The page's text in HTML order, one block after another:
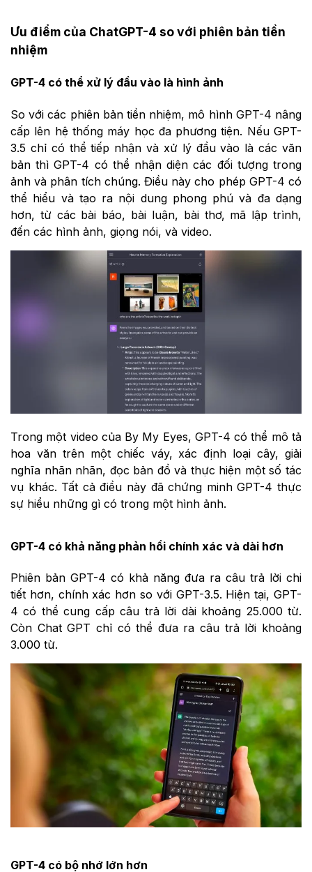
Ưu điểm của ChatGPT-4 so với phiên bản tiền
nhiệm
GPT-4 có thể xử lý đầu vào là hình ảnh
So với các phiên bản tiền nhiệm, mô hình GPT-4 nâng
cấp lên hệ thống máy học đa phương tiện. Nếu GPT-
3.5 chỉ có thể tiếp nhận và xử lý đầu vào là các văn
bản thì GPT-4 có thể nhận diện các đối tượng trong
ảnh và phân tích chúng. Điều này cho phép GPT-4 có
thể hiểu và tạo ra nội dung phong phú và đa dạng
hơn, từ các bài báo, bài luận, bài thơ, mã lập trình,
đến các hình ảnh, giọng nói, và video.
Trong một video của By My Eyes, GPT-4 có thể mô tả
hoa văn trên một chiếc váy, xác định loại cây, giải
nghĩa nhãn nhãn, đọc bản đồ và thực hiện một số tác
vụ khác. Tất cả điều này đã chứng minh GPT-4 thực
sự hiểu những gì có trong một hình ảnh.
GPT-4 có khả năng phản hồi chính xác và dài hơn
Phiên bản GPT-4 có khả năng đưa ra câu trả lời chi
tiết hơn, chính xác hơn so với GPT-3.5. Hiện tại, GPT-
4 có thể cung cấp câu trả lời dài khoảng 25.000 từ.
Còn Chat GPT chỉ có thể đưa ra câu trả lời khoảng
3.000 từ.
GPT-4 có bộ nhớ lớn hơn